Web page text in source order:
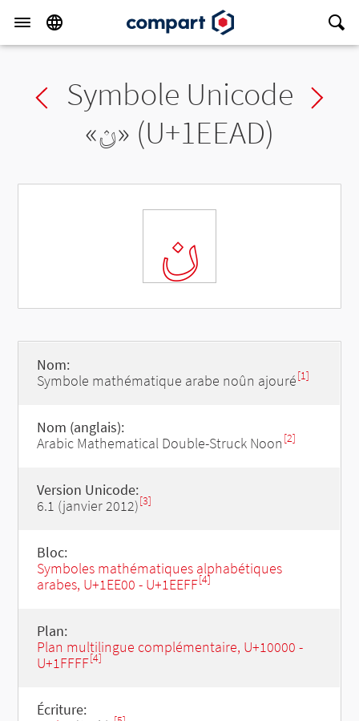
Previous char
Symbole Unicode
«𞺭» (U+1EEAD)
𞺭
Nom:
Symbole mathématique arabe noûn ajouré[1]
Nom (anglais):
Arabic Mathematical Double-Struck Noon [2]
Version Unicode:
6.1 (janvier 2012)[3]
Bloc:
Symboles mathématiques alphabétiques
arabes, U+1EE00 - U+1EEFF[4]
Plan:
Plan multilingue complémentaire, U+10000 -
U+1FFFF[4]
Écriture: